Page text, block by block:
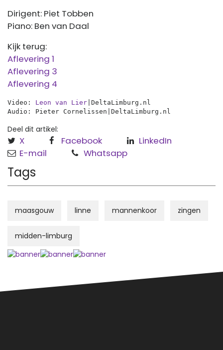
Dirigent: Piet Tobben
Piano: Ben van Daal
Kijk terug:
Aflevering 1
Aflevering 3
Aflevering 4
Video: Leon van Lier |DeltaLimburg.nl
Audio: Pieter Cornelissen|DeltaLimburg.nl
Deel dit artikel:
X Facebook
LinkedIn
E-mail
Whatsapp
Tags
maasgouw linne mannenkoor zingen
midden-limburg